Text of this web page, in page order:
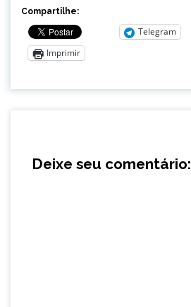
Compartilhe:
Telegram
Imprimir
Deixe seu comentário: